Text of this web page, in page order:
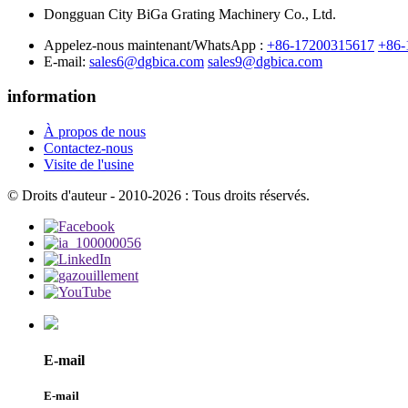
Dongguan City BiGa Grating Machinery Co., Ltd.
Appelez-nous maintenant/WhatsApp : +86-17200315617 +86-
E-mail: sales6@dgbica.com sales9@dgbica.com
information
À propos de nous
Contactez-nous
Visite de l'usine
© Droits d'auteur - 2010-2026 : Tous droits réservés.
E-mail
E-mail